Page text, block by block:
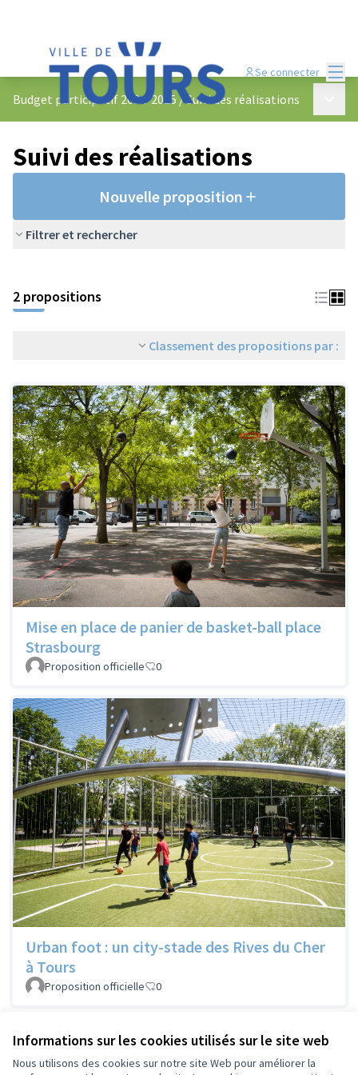
Informations sur les cookies utilisés sur le site web
Nous utilisons des cookies sur notre site Web pour améliorer la
Se connecter
Budget participatif 2024-2025 /Suivi des réalisations
Suivi des réalisations
Nouvelle proposition
Filtrer et rechercher
2 propositions
Classement des propositions par :
Mise en place de panier de basket-ball place
Strasbourg
Proposition officielle 0
Urban foot : un city-stade des Rives du Cher
à Tours
Proposition officielle 0
Voir toutes les propositions retirées